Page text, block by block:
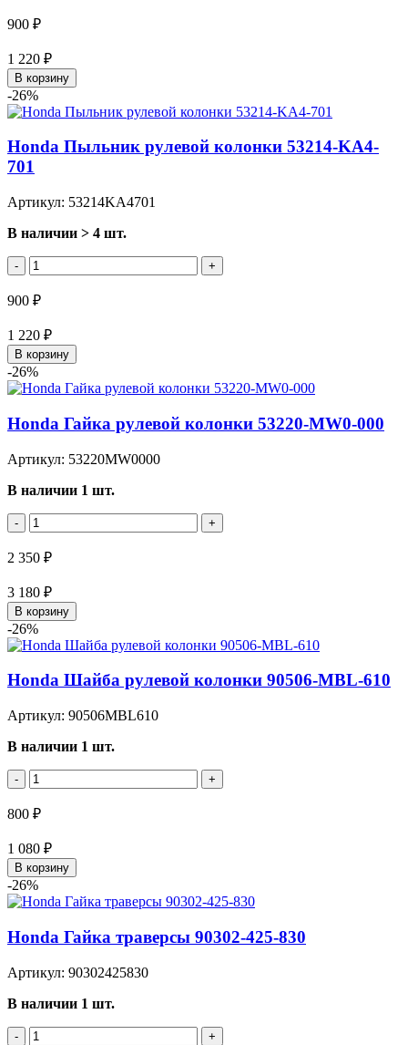
900 ₽
1 220 ₽
В корзину
-26%
Honda Пыльник рулевой колонки 53214-KA4-
701
Артикул: 53214KA4701
В наличии > 4 шт.
- +
900 ₽
1 220 ₽
В корзину
-26%
Honda Гайка рулевой колонки 53220-MW0-000
Артикул: 53220MW0000
В наличии 1 шт.
- +
2 350 ₽
3 180 ₽
В корзину
-26%
Honda Шайба рулевой колонки 90506-MBL-610
Артикул: 90506MBL610
В наличии 1 шт.
- +
800 ₽
1 080 ₽
В корзину
-26%
Honda Гайка траверсы 90302-425-830
Артикул: 90302425830
В наличии 1 шт.
- +